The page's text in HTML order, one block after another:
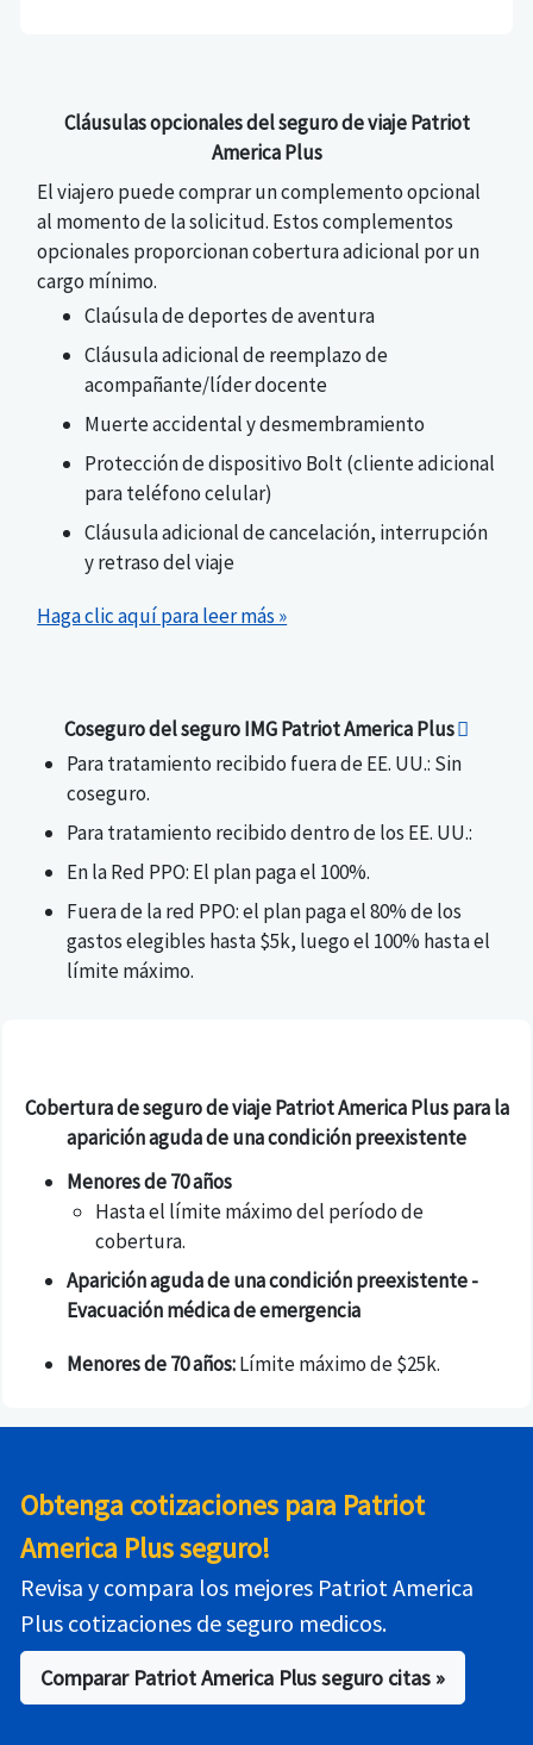
Cláusulas opcionales del seguro de viaje Patriot
America Plus
El viajero puede comprar un complemento opcional
al momento de la solicitud. Estos complementos
opcionales proporcionan cobertura adicional por un
cargo mínimo.
Claúsula de deportes de aventura
Cláusula adicional de reemplazo de
acompañante/líder docente
Muerte accidental y desmembramiento
Protección de dispositivo Bolt (cliente adicional
para teléfono celular)
Cláusula adicional de cancelación, interrupción
y retraso del viaje
Haga clic aquí para leer más »
Coseguro del seguro IMG Patriot America Plus
Para tratamiento recibido fuera de EE. UU.: Sin
coseguro.
Para tratamiento recibido dentro de los EE. UU.:
En la Red PPO: El plan paga el 100%.
Fuera de la red PPO: el plan paga el 80% de los
gastos elegibles hasta $5k, luego el 100% hasta el
límite máximo.
Cobertura de seguro de viaje Patriot America Plus para la
aparición aguda de una condición preexistente
Menores de 70 años
Hasta el límite máximo del período de
cobertura.
Aparición aguda de una condición preexistente -
Evacuación médica de emergencia
Menores de 70 años:Límite máximo de $25k.
Obtenga cotizaciones para Patriot
America Plus seguro!
Revisa y compara los mejores Patriot America
Plus cotizaciones de seguro medicos.
Comparar Patriot America Plus seguro citas »